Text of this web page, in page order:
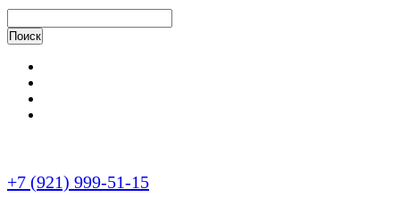
+7 (921) 999-51-15